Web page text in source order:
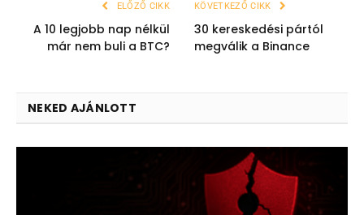
ELŐZŐ CIKK
A 10 legjobb nap nélkül
már nem buli a BTC?
KÖVETKEZŐ CIKK
30 kereskedési pártól
megválik a Binance
NEKED AJÁNLOTT